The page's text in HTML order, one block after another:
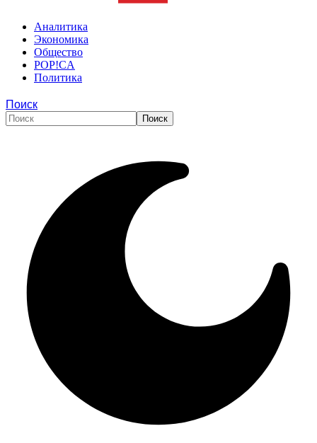
Аналитика
Экономика
Общество
POP!CA
Политика
Поиск